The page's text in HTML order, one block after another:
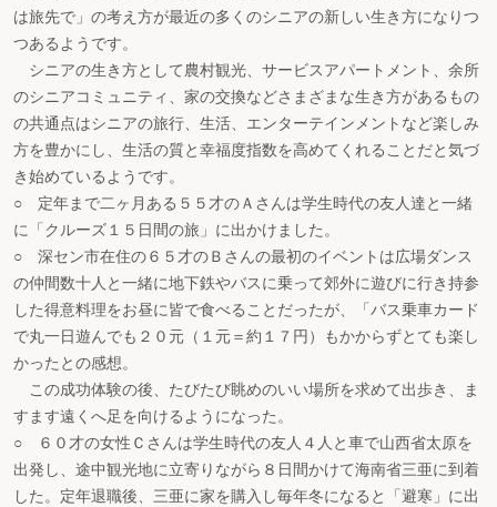
は旅先で」の考え方が最近の多くのシニアの新しい生き方になりつ
つあるようです。
シニアの生き方として農村観光、サービスアパートメント、余所
のシニアコミュニティ、家の交換などさまざまな生き方があるもの
の共通点はシニアの旅行、生活、エンターテインメントなど楽しみ
方を豊かにし、生活の質と幸福度指数を高めてくれることだと気づ
き始めているようです。
○ 定年まで二ヶ月ある５５才のＡさんは学生時代の友人達と一緒
に「クルーズ１５日間の旅」に出かけました。
○ 深セン市在住の６５才のＢさんの最初のイベントは広場ダンス
の仲間数十人と一緒に地下鉄やバスに乗って郊外に遊びに行き持参
した得意料理をお昼に皆で食べることだったが、「バス乗車カード
で丸一日遊んでも２０元（１元＝約１７円）もかからずとても楽し
かったとの感想。
この成功体験の後、たびたび眺めのいい場所を求めて出歩き、ま
すます遠くへ足を向けるようになった。
○ ６０才の女性Ｃさんは学生時代の友人４人と車で山西省太原を
出発し、途中観光地に立寄りながら８日間かけて海南省三亜に到着
した。定年退職後、三亜に家を購入し毎年冬になると「避寒」に出